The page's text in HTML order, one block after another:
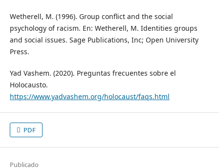
Wetherell, M. (1996). Group conflict and the social
psychology of racism. En: Wetherell, M. Identities groups
and social issues. Sage Publications, Inc; Open University
Press.
Yad Vashem. (2020). Preguntas frecuentes sobre el
Holocausto.
https://www.yadvashem.org/holocaust/faqs.html
PDF
Publicado